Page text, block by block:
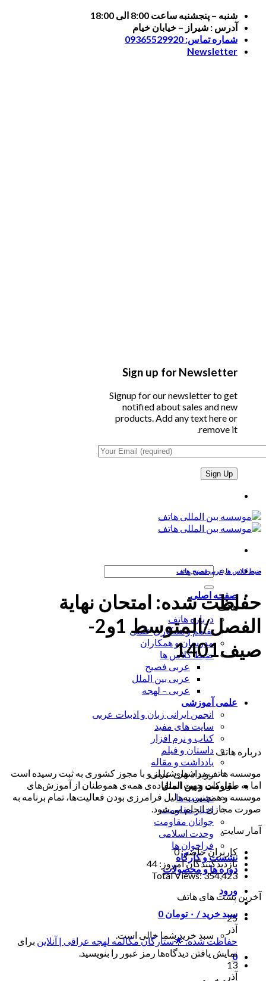
Skip
content
شنبه – پنجشنبه ساعت 8:00 الی 18:00
آدرس : شیراز – خیابان خیام
شماره تماس: 09365529920
Newsletter
Sign up for Newsletter
Signup for our newsletter to get
notified about sales and new
products. Add any text here or
remove it.
جستجو
صفحه اصلی
هاتف
درباره هاتف
تفاهم و همکاری علمی
مدرسان و همکاران
ضبط کلاس ها
عربی فصیح
عربی بین الملل
عربی – لهجه
علمی آموزشی
انجمن ایرانی زبان و ادبیات عربی
سایت های مفید
کتاب و نرم افزار
داستان و فیلم
یادداشت و مقاله
رویداد های علمی
مقاومت و بین الملل
نشست ها
اخبار مقاومت
جوانان مقاومت
وحدت اسلامی
فراخوان ها
نشست و کارگاه
دوره ها و محصولات
ورود
سبد خرید / ۰ تومان 0
سبد خرید شما خالی است.
0
ضبط کلاس ها ,عربی فصیح,هاتف
حفاظت شده: امتحان نهایة
الفصل/المتوسط 1و2-
صیف1401
درباره هاتف
موسسه هاتف در شهر شیراز و با مجوز کشوری به ثبت رسیده است
اما به طور کلی جهت استفاده‌ی همه‌ی هموطنان از آموزش‌های
موسسه و همچنین به دلیل فرامرزی بودن فعالیت‌ها، تمام برنامه به
صورت مجازی انجام می‌شود.
آمار سایت
کاربران حاضر:0
بازدیدکنندگان امروز: 44
Total Views:354,423
آخرین پست های هاتف
25
آذر
حفاظت شده: 🌟ستارگان مکالمه لهجه عراقی | آنلاین برای
نمایش یافتن دیدگاه‌ها رمز عبور را بنویسید.
13
آذر